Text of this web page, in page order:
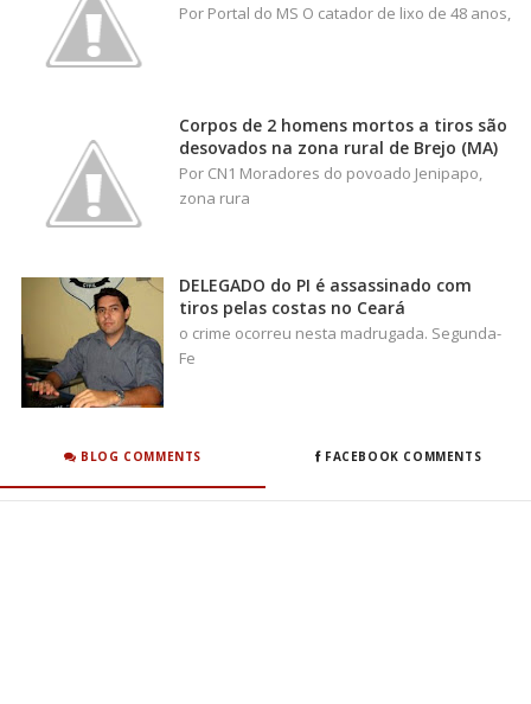
Por Portal do MS O catador de lixo de 48 anos,
Corpos de 2 homens mortos a tiros são
desovados na zona rural de Brejo (MA)
Por CN1 Moradores do povoado Jenipapo,
zona rura
DELEGADO do PI é assassinado com
tiros pelas costas no Ceará
o crime ocorreu nesta madrugada. Segunda-
Fe
BLOG COMMENTS FACEBOOK COMMENTS